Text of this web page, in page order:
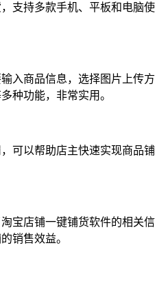
支持多款手机、平板和电脑使
入商品信息，选择图片上传方
种功能，非常实用。
可以帮助店主快速实现商品铺
宝店铺一键铺货软件的相关信
销售效益。